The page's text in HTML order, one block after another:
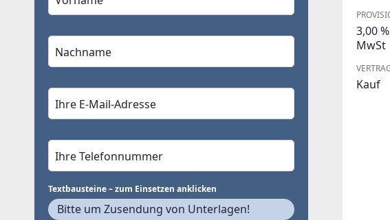
3,00
MwSt
Kauf
Textbausteine – zum Einsetzen anklicken
Bitte um Zusendung von Unterlagen!